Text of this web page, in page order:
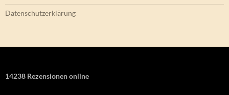
Datenschutzerklärung
14238 Rezensionen online